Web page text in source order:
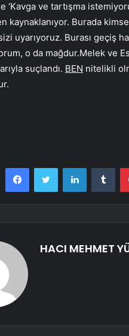
‘Kavga ve tartışma
kaynaklanıyor. Burada
uyarıyoruz. Burası geçiş
o da mağdur.Melek ve
suçlandı. BEN nitelikli
FacebookTwitter LinkedIn
HACI MEHMET